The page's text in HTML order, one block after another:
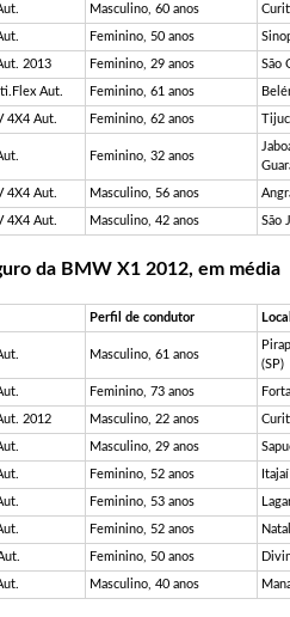
Masculino, 60 anos
Feminino, 50 anos
2013 Feminino, 29 anos São
Aut. Feminino, 61 anos
4X4 Aut. Feminino, 62 anos
Feminino, 32 anos
4X4 Aut. Masculino, 56 anos
4X4 Aut. Masculino, 42 anos São
da BMW X1 2012, em média
Perfil de condutor
Masculino, 61 anos
(SP)
Feminino, 73 anos
2012 Masculino, 22 anos
Masculino, 29 anos
Feminino, 52 anos
Feminino, 53 anos
Feminino, 52 anos
Feminino, 50 anos
Masculino, 40 anos